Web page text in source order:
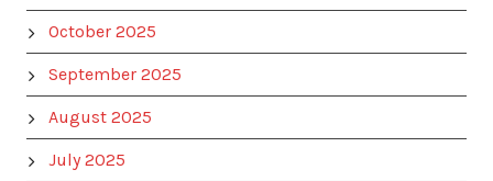
October 2025
September 2025
August 2025
July 2025